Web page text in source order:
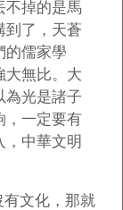
不掉的是馬
到了，天蒼
的儒家學
大無比。大
為光是諸子
，一定要有
中華文明
文化，那就